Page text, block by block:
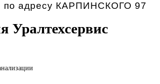
по адресу КАРПИНСКОГО 97
Уралтехсервис